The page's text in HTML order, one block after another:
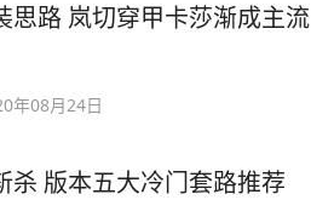
思路 岚切穿甲卡莎渐成主流
年08月24日
杀 版本五大冷门套路推荐